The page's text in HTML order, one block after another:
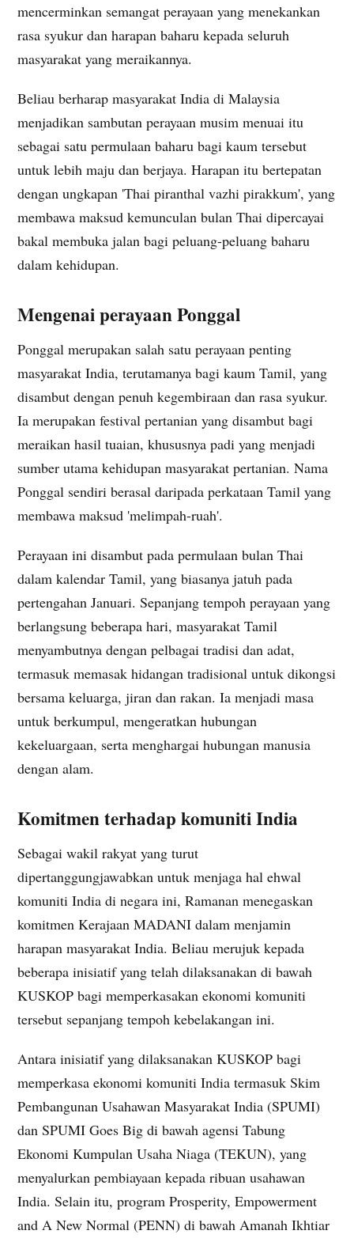
mencerminkan semangat perayaan yang menekankan
rasa syukur dan harapan baharu kepada seluruh
masyarakat yang meraikannya.
Beliau berharap masyarakat India di Malaysia
menjadikan sambutan perayaan musim menuai itu
sebagai satu permulaan baharu bagi kaum tersebut
untuk lebih maju dan berjaya. Harapan itu bertepatan
dengan ungkapan 'Thai piranthal vazhi pirakkum', yang
membawa maksud kemunculan bulan Thai dipercayai
bakal membuka jalan bagi peluang-peluang baharu
dalam kehidupan.
Mengenai perayaan Ponggal
Ponggal merupakan salah satu perayaan penting
masyarakat India, terutamanya bagi kaum Tamil, yang
disambut dengan penuh kegembiraan dan rasa syukur.
Ia merupakan festival pertanian yang disambut bagi
meraikan hasil tuaian, khususnya padi yang menjadi
sumber utama kehidupan masyarakat pertanian. Nama
Ponggal sendiri berasal daripada perkataan Tamil yang
membawa maksud 'melimpah-ruah'.
Perayaan ini disambut pada permulaan bulan Thai
dalam kalendar Tamil, yang biasanya jatuh pada
pertengahan Januari. Sepanjang tempoh perayaan yang
berlangsung beberapa hari, masyarakat Tamil
menyambutnya dengan pelbagai tradisi dan adat,
termasuk memasak hidangan tradisional untuk dikongsi
bersama keluarga, jiran dan rakan. Ia menjadi masa
untuk berkumpul, mengeratkan hubungan
kekeluargaan, serta menghargai hubungan manusia
dengan alam.
Komitmen terhadap komuniti India
Sebagai wakil rakyat yang turut
dipertanggungjawabkan untuk menjaga hal ehwal
komuniti India di negara ini, Ramanan menegaskan
komitmen Kerajaan MADANI dalam menjamin
harapan masyarakat India. Beliau merujuk kepada
beberapa inisiatif yang telah dilaksanakan di bawah
KUSKOP bagi memperkasakan ekonomi komuniti
tersebut sepanjang tempoh kebelakangan ini.
Antara inisiatif yang dilaksanakan KUSKOP bagi
memperkasa ekonomi komuniti India termasuk Skim
Pembangunan Usahawan Masyarakat India (SPUMI)
dan SPUMI Goes Big di bawah agensi Tabung
Ekonomi Kumpulan Usaha Niaga (TEKUN), yang
menyalurkan pembiayaan kepada ribuan usahawan
India. Selain itu, program Prosperity, Empowerment
and A New Normal (PENN) di bawah Amanah Ikhtiar